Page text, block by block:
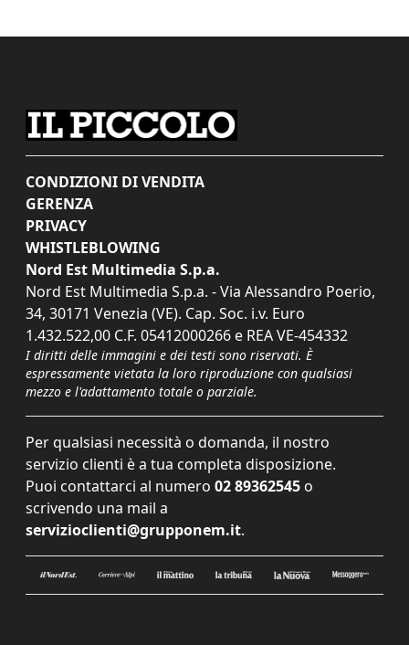
CONDIZIONI DI VENDITA
GERENZA
PRIVACY
WHISTLEBLOWING
Nord Est Multimedia S.p.a.
Nord Est Multimedia S.p.a. - Via Alessandro Poerio,
34, 30171 Venezia (VE). Cap. Soc. i.v. Euro
1.432.522,00 C.F. 05412000266 e REA VE-454332
I diritti delle immagini e dei testi sono riservati. È
espressamente vietata la loro riproduzione con qualsiasi
mezzo e l'adattamento totale o parziale.
Per qualsiasi necessità o domanda, il nostro
servizio clienti è a tua completa disposizione.
Puoi contattarci al numero 02 89362545 o
scrivendo una mail a
servizioclienti@grupponem.it.